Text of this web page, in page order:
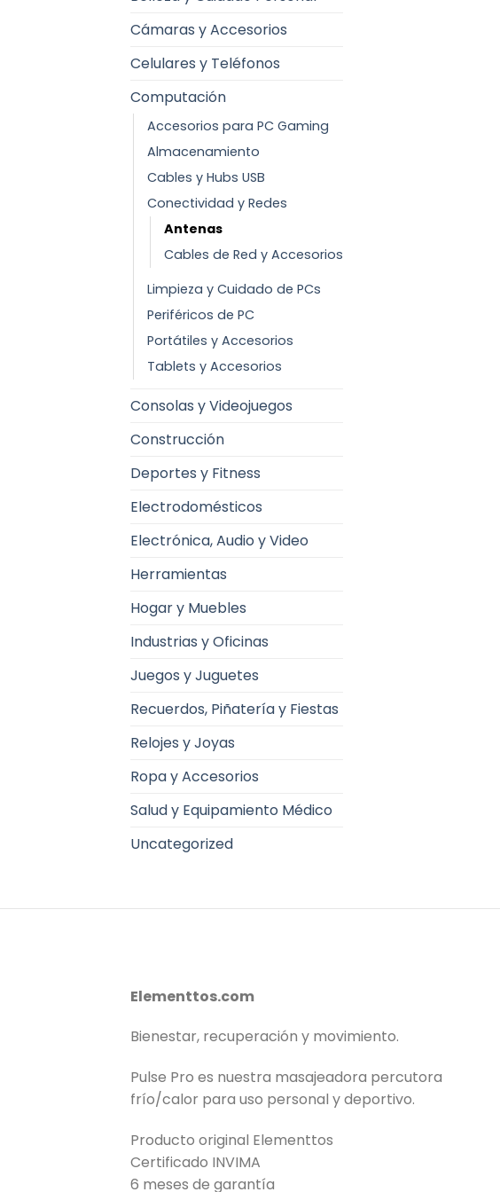
Cámaras y Accesorios
Celulares y Teléfonos
Computación
Accesorios para PC Gaming
Almacenamiento
Cables y Hubs USB
Conectividad y Redes
Antenas
Cables de Red y Accesorios
Limpieza y Cuidado de PCs
Periféricos de PC
Portátiles y Accesorios
Tablets y Accesorios
Consolas y Videojuegos
Construcción
Deportes y Fitness
Electrodomésticos
Electrónica, Audio y Video
Herramientas
Hogar y Muebles
Industrias y Oficinas
Juegos y Juguetes
Recuerdos, Piñatería y Fiestas
Relojes y Joyas
Ropa y Accesorios
Salud y Equipamiento Médico
Uncategorized
Elementtos.com
Bienestar, recuperación y movimiento.
Pulse Pro es nuestra masajeadora percutora
frío/calor para uso personal y deportivo.
Producto original Elementtos
Certificado INVIMA
6 meses de garantía